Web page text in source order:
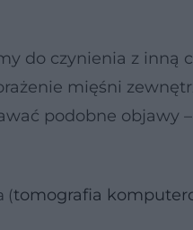
do czynienia z inną
mięśni
podobne objawy
(tomografia